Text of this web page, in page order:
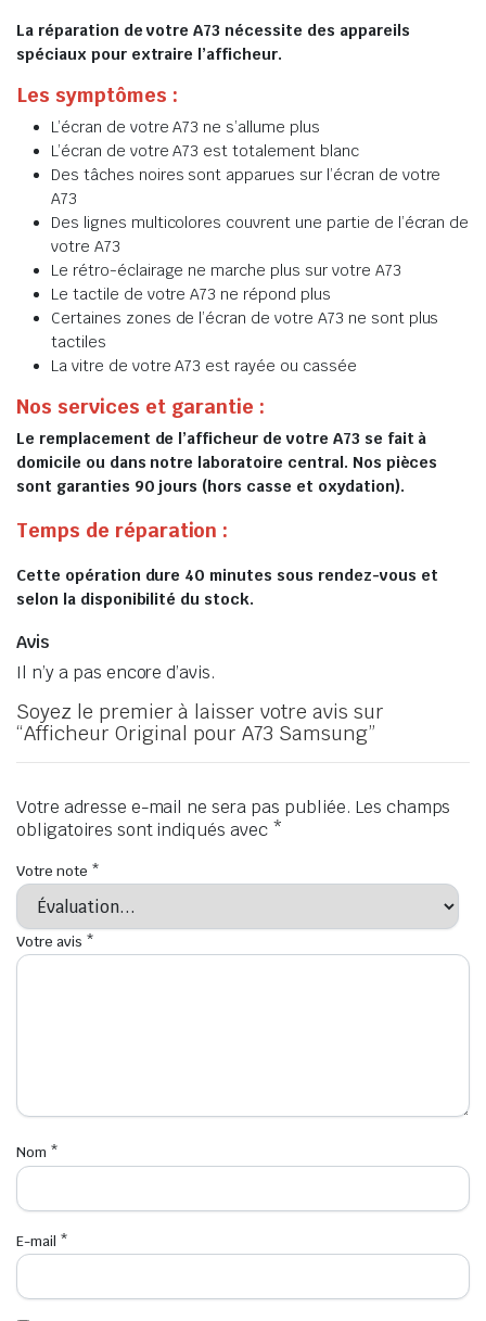
La réparation de votre A73 nécessite des appareils
spéciaux pour extraire l’afficheur.
Les symptômes :
L’écran de votre A73 ne s’allume plus
L’écran de votre A73 est totalement blanc
Des tâches noires sont apparues sur l’écran de votre
A73
Des lignes multicolores couvrent une partie de l’écran de
votre A73
Le rétro-éclairage ne marche plus sur votre A73
Le tactile de votre A73 ne répond plus
Certaines zones de l’écran de votre A73 ne sont plus
tactiles
La vitre de votre A73 est rayée ou cassée
Nos services et garantie :
Le remplacement de l’afficheur de votre A73 se fait à
domicile ou dans notre laboratoire central. Nos pièces
sont garanties 90 jours (hors casse et oxydation).
Temps de réparation :
Cette opération dure 40 minutes sous rendez-vous et
selon la disponibilité du stock.
Avis
Il n’y a pas encore d’avis.
Soyez le premier à laisser votre avis sur
“Afficheur Original pour A73 Samsung”
Votre adresse e-mail ne sera pas publiée. Les champs
obligatoires sont indiqués avec *
Votre note *
Votre avis *
Nom *
E-mail *